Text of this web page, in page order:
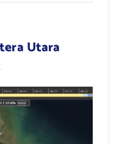
Utara